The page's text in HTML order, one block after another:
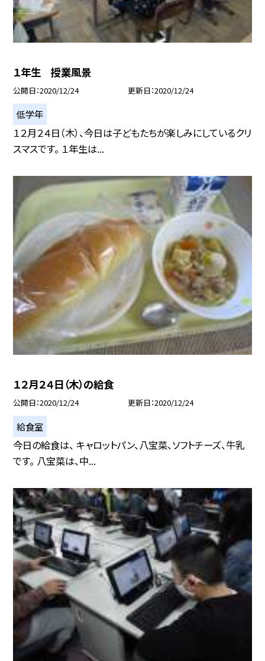
１年生 授業風景
公開日 2020/12/24 更新日 2020/12/24
低学年
１２月２４日（木）、今日は子どもたちが楽しみにしているクリ
スマスです。 １年生は...
１２月２４日（木）の給食
公開日 2020/12/24 更新日 2020/12/24
給食室
今日の給食は、 キャロットパン、八宝菜、ソフトチーズ、牛乳
です。 八宝菜は、中...